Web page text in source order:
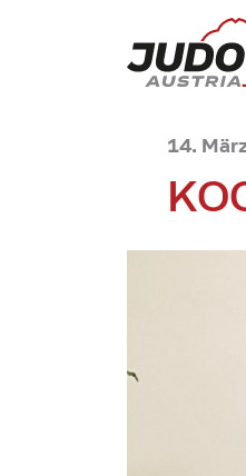
14.